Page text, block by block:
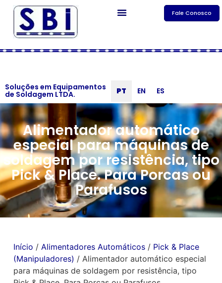
Fale Conosco
Soluções em Equipamentos
de Soldagem LTDA. PT EN ES
Alimentador automático
especial para máquinas de
soldagem por resistência, tipo
Pick & Place. Para Porcas ou
Parafusos
Início / Alimentadores Automáticos/ Pick & Place
(Manipuladores) / Alimentador automático especial
para máquinas de soldagem por resistência, tipo